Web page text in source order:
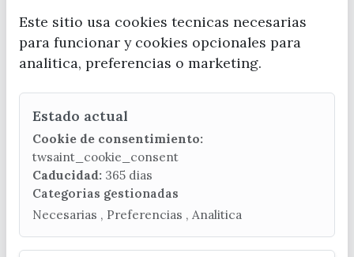
(+34) 952 541 104
turismo@velezmalaga.es
C/ Poniente, 2. CP 29740 - Torre del Mar
Este sitio usa cookies tecnicas necesarias
para funcionar y cookies opcionales para
analitica, preferencias o marketing.
Estado actual
Cookie de consentimiento:
twsaint_cookie_consent
Caducidad: 365 dias
Categorias gestionadas
Necesarias , Preferencias , Analitica